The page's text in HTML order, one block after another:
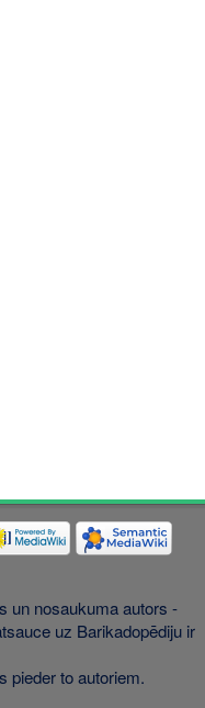
un nosaukuma autors -
uz Barikadopēdiju ir
pieder to autoriem.